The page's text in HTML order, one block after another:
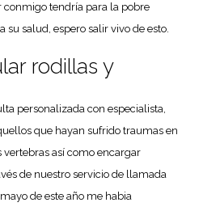
conmigo tendría para la pobre
su salud, espero salir vivo de esto.
rodillas y
personalizada con especialista,
que hayan sufrido traumas en
vertebras así como encargar
de nuestro servicio de llamada
de este año me habia